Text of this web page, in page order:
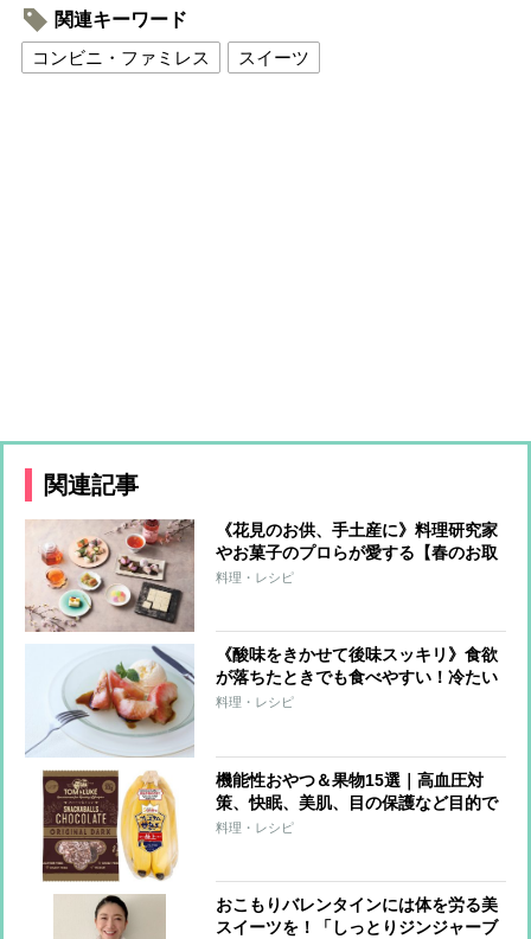
関連キーワード
コンビニ・ファミレス
スイーツ
関連記事
《花見のお供、手土産に》料理研究家
やお菓子のプロらが愛する【春のお取
り寄せ】華やかな見た目と色合いで心
料理・レシピ
《酸味をきかせて後味スッキリ》食欲
が落ちたときでも食べやすい！冷たい
スイーツレシピ3つ
料理・レシピ
機能性おやつ＆果物15選｜高血圧対
策、快眠、美肌、目の保護など目的で
選ぶ
料理・レシピ
おこもりバレンタインには体を労る美
スイーツを！「しっとりジンジャーブ